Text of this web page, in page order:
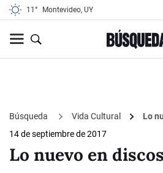
11° Montevideo, UY
Búsqueda Vida Cultural
Lo
14 de septiembre de 2017
Lo nuevo en discos